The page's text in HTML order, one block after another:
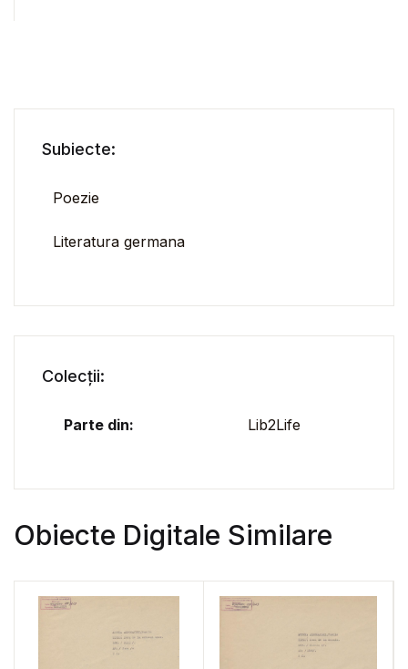
Subiecte:
Poezie
Literatura germana
Colecții:
Parte din: Lib2Life
Obiecte Digitale Similare